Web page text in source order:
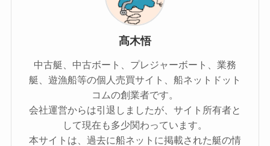
髙木悟
中古艇、中古ボート、プレジャーボート、業務
艇、遊漁船等の個人売買サイト、船ネットドット
コムの創業者です。
会社運営からは引退しましたが、サイト所有者と
して現在も多少関わっています。
本サイトは、過去に船ネットに掲載された艇の情